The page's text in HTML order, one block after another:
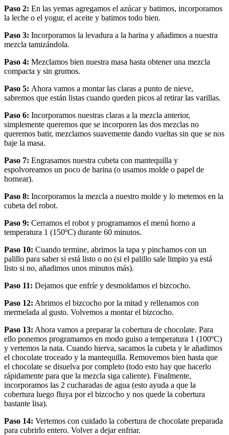
Paso 2: En las yemas agregamos el azúcar y batimos, incorporamos
la leche o el yogur, el aceite y batimos todo bien.
Paso 3: Incorporamos la levadura a la harina y añadimos a nuestra
mezcla tamizándola.
Paso 4: Mezclamos bien nuestra masa hasta obtener una mezcla
compacta y sin grumos.
Paso 5: Ahora vamos a montar las claras a punto de nieve,
sabremos que están listas cuando queden picos al retirar las varillas.
Paso 6: Incorporamos nuestras claras a la mezcla anterior,
simplemente queremos que se incorporen las dos mezclas no
queremos batir, mezclamos suavemente dando vueltas sin que se nos
baje la masa.
Paso 7: Engrasamos nuestra cubeta con mantequilla y
espolvoreamos un poco de harina (o usamos molde o papel de
hornear).
Paso 8: Incorporamos la mezcla a nuestro molde y lo metemos en la
cubeta del robot.
Paso 9: Cerramos el robot y programamos el menú horno a
temperatura 1 (150ºC) durante 60 minutos.
Paso 10: Cuando termine, abrimos la tapa y pinchamos con un
palillo para saber si está listo o no (si el palillo sale limpio ya está
listo si no, añadimos unos minutos más).
Paso 11: Dejamos que enfríe y desmoldamos el bizcocho.
Paso 12: Abrimos el bizcocho por la mitad y rellenamos con
mermelada al gusto. Volvemos a montar el bizcocho.
Paso 13: Ahora vamos a preparar la cobertura de chocolate. Para
ello ponemos programamos en modo guiso a temperatura 1 (100ºC)
y vertemos la nata. Cuando hierva, sacamos la cubeta y le añadimos
el chocolate troceado y la mantequilla. Removemos bien hasta que
el chocolate se disuelva por completo (todo esto hay que hacerlo
rápidamente para que la mezcla siga caliente). Finalmente,
incorporamos las 2 cucharadas de agua (esto ayuda a que la
cobertura luego fluya por el bizcocho y nos quede la cobertura
bastante lisa).
Paso 14: Vertemos con cuidado la cobertura de chocolate preparada
para cubrirlo entero. Volver a dejar enfriar.